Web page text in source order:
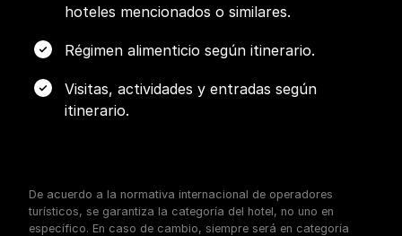
hoteles mencionados o similares.
Régimen alimenticio según itinerario.
Visitas, actividades y entradas según
itinerario.
De acuerdo a la normativa internacional de operadores
turísticos, se garantiza la categoría del hotel, no uno en
específico. En caso de cambio, siempre será en categoría